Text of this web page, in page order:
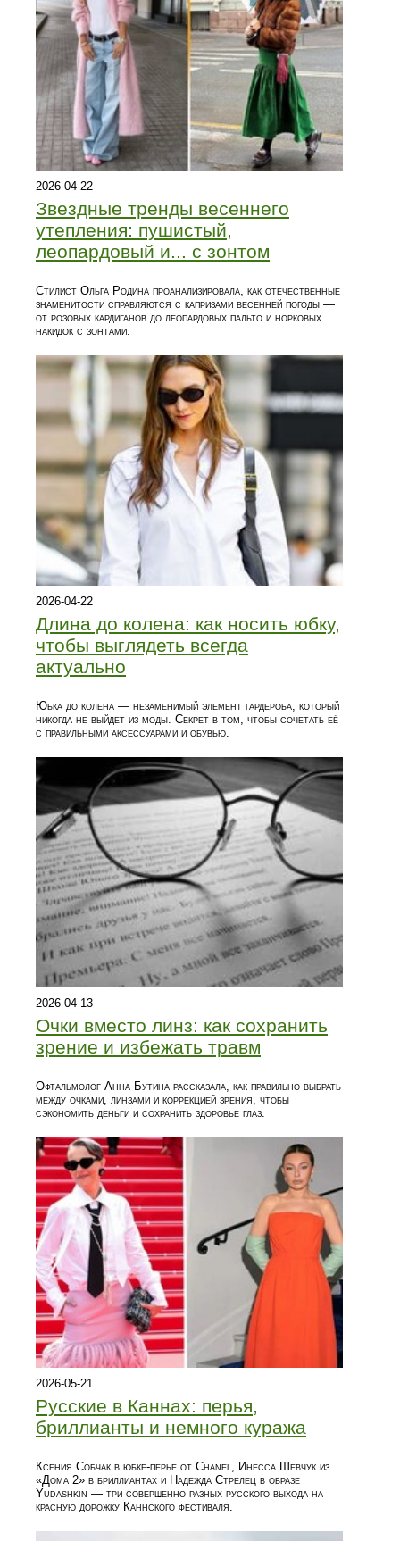
2026-04-22
Звездные тренды весеннего
утепления: пушистый,
леопардовый и... с зонтом
Стилист Ольга Родина проанализировала, как отечественные
знаменитости справляются с капризами весенней погоды —
от розовых кардиганов до леопардовых пальто и норковых
накидок с зонтами.
2026-04-22
Длина до колена: как носить юбку,
чтобы выглядеть всегда
актуально
Юбка до колена — незаменимый элемент гардероба, который
никогда не выйдет из моды. Секрет в том, чтобы сочетать её
с правильными аксессуарами и обувью.
2026-04-13
Очки вместо линз: как сохранить
зрение и избежать травм
Офтальмолог Анна Бутина рассказала, как правильно выбрать
между очками, линзами и коррекцией зрения, чтобы
сэкономить деньги и сохранить здоровье глаз.
2026-05-21
Русские в Каннах: перья,
бриллианты и немного куража
Ксения Собчак в юбке-перье от Chanel, Инесса Шевчук из
«Дома 2» в бриллиантах и Надежда Стрелец в образе
Yudashkin — три совершенно разных русского выхода на
красную дорожку Каннского фестиваля.